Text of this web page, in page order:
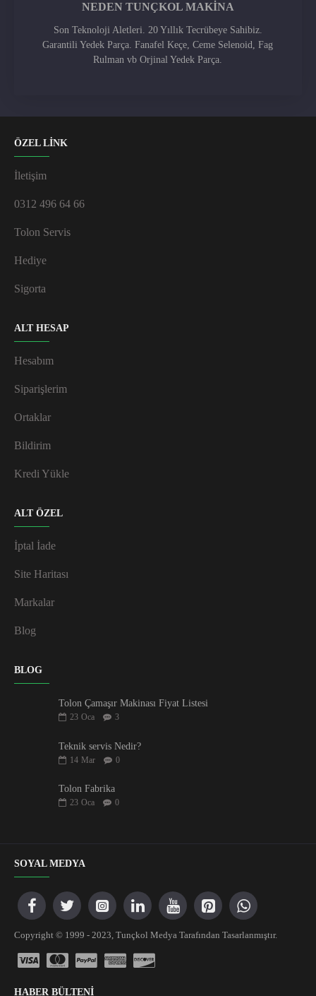
NEDEN TUNÇKOL MAKINA
Son Teknoloji Aletleri. 20 Yıllık Tecrübeye Sahibiz.
Garantili Yedek Parça. Fanafel Keçe, Ceme Selenoid, Fag
Rulman vb Orjinal Yedek Parça.
ÖZEL LİNK
İletişim
0312 496 64 66
Tolon Servis
Hediye
Sigorta
ALT HESAP
Hesabım
Siparişlerim
Ortaklar
Bildirim
Kredi Yükle
ALT ÖZEL
İptal İade
Site Haritası
Markalar
Blog
BLOG
Tolon Çamaşır Makinası Fiyat Listesi
23 Oca 3
Teknik servis Nedir?
14 Mar 0
Tolon Fabrika
23 Oca 0
SOYAL MEDYA
Copyright © 1999 - 2023, Tunçkol Medya Tarafından Tasarlanmıştır.
HABER BÜLTENİ